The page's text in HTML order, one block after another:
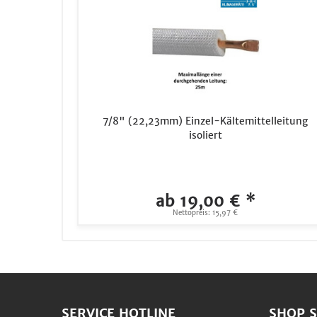
7/8" (22,23mm) Einzel-Kältemittelleitung
isoliert
ab 19,00 € *
Nettopreis: 15,97 €
SERVICE HOTLINE SHOP